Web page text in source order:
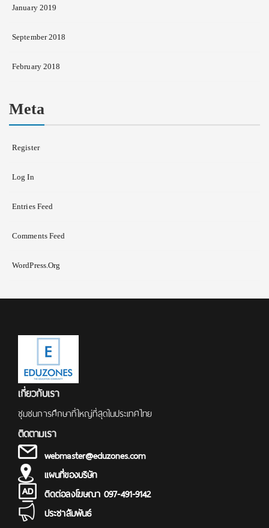
January 2019
September 2018
February 2018
Meta
Register
Log In
Entries Feed
Comments Feed
WordPress.org
เกี่ยวกับเรา
ชุมชนการศึกษาที่ใหญ่ที่สุดในประเทศไทย
ติดตามเรา
webmaster@eduzones.com
แผนที่ของบริษัท
ติดต่อลงโฆษณา 097-491-9142
ประชาสัมพันธ์